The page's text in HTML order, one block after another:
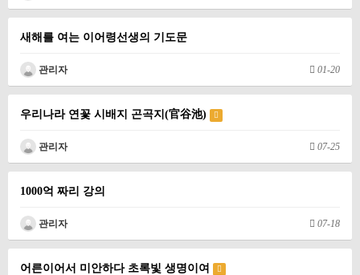
새해를 여는 이어령선생의 기도문
관리자 01-20
우리나라 연꽃 시배지 곤곡지(官谷池)
관리자 07-25
1000억 짜리 강의
관리자 07-18
어른이어서 미안하다 초록빛 생명이여